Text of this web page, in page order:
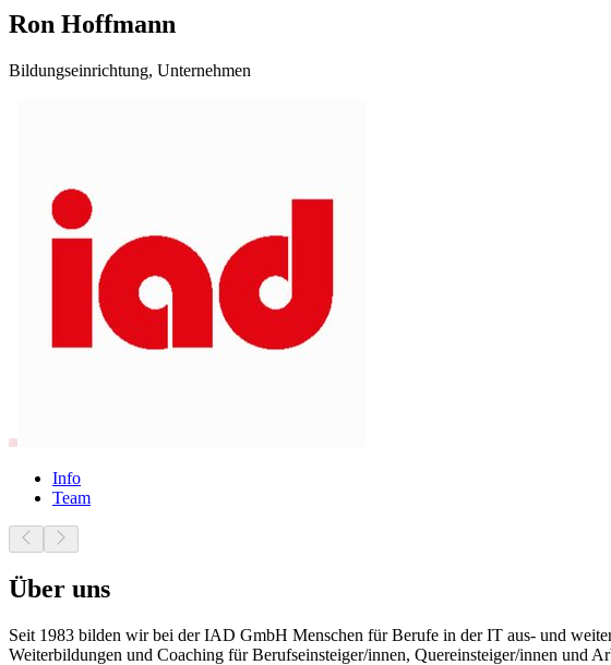
Ron Hoffmann
Bildungseinrichtung, Unternehmen
Info
Team
Über uns
Seit 1983 bilden wir bei der IAD GmbH Menschen für Berufe in der IT aus- und
Weiterbildungen und Coaching für Berufseinsteiger/innen, Quereinsteiger/innen und